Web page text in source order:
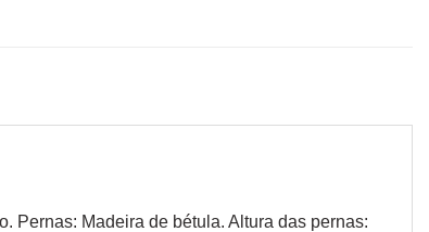
Pernas: Madeira de bétula. Altura das pernas: